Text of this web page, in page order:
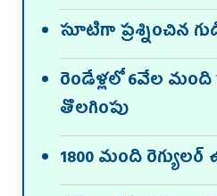
సూటిగా ప్రశ్నించిన
రెండేళ్లలో 6వేల మంది
తొలగింపు
1800 మంది రెగ్యులర్